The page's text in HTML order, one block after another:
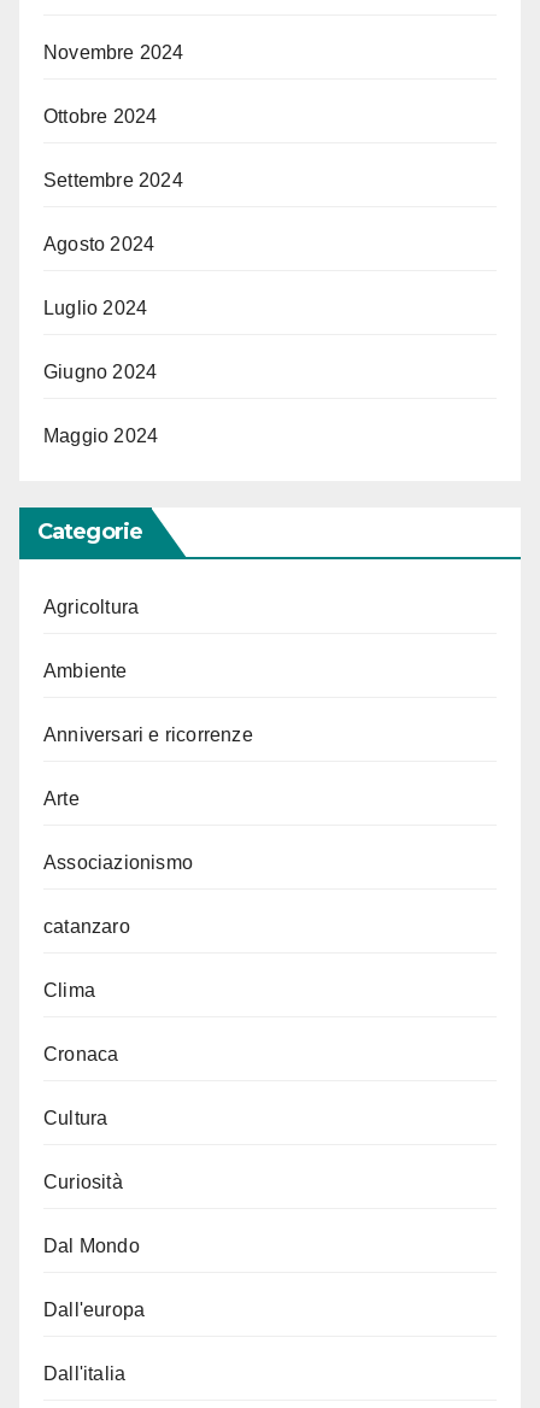
Novembre 2024
Ottobre 2024
Settembre 2024
Agosto 2024
Luglio 2024
Giugno 2024
Maggio 2024
Categorie
Agricoltura
Ambiente
Anniversari e ricorrenze
Arte
Associazionismo
catanzaro
Clima
Cronaca
Cultura
Curiosità
Dal Mondo
Dall'europa
Dall'italia